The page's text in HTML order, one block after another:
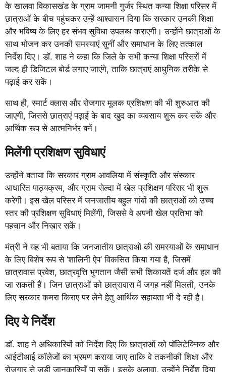
के खालवा विकासखंड के ग्राम जामनी गुर्जर स्थित कन्या शिक्षा परिसर में
छात्राओं के बीच पहुंचकर उन्हें आश्वासन दिया कि सरकार उनकी शिक्षा
और भविष्य के लिए हर संभव सुविधा उपलब्ध कराएगी। उन्होंने छात्राओं के
साथ भोजन कर उनकी समस्याएं सुनीं और समाधान के लिए तत्काल
निर्देश दिए। डॉ. शाह ने कहा कि जिले के सभी कन्या शिक्षा परिसरों में
जल्द ही डिजिटल बोर्ड लगाए जाएंगे, ताकि छात्राएं आधुनिक तरीके से
पढ़ाई कर सकें।
साथ ही, स्मार्ट क्लास और रोजगार मूलक प्रशिक्षण की भी शुरुआत की
जाएगी, जिससे छात्राएं पढ़ाई के बाद खुद का व्यवसाय शुरू कर सकें और
आर्थिक रूप से आत्मनिर्भर बनें।
मिलेंगी प्रशिक्षण सुविधाएं
उन्होंने बताया कि सरकार ग्राम आवलिया में संस्कृति और संस्कार
आधारित पाठ्यक्रम, और ग्राम सेल्दा में खेल प्रशिक्षण परिसर भी शुरू
करेगी। इस खेल परिसर में जनजातीय बहुल गांवों की छात्राओं को उच्च
स्तर की प्रशिक्षण सुविधाएं मिलेंगी, जिससे वे अपनी खेल प्रतिभा को
पहचान और निखार सकें।
मंत्री ने यह भी बताया कि जनजातीय छात्राओं की समस्याओं के समाधान
के लिए विशेष रूप से ‘शालिनी ऐप’ विकसित किया गया है, जिसमें
छात्रावास प्रवेश, छात्रवृत्ति भुगतान जैसी सभी शिकायतें दर्ज और हल की
जा सकती हैं। जिन छात्राओं को छात्रावास में जगह नहीं मिलती, उनके
लिए सरकार कमरा किराए पर लेने हेतु आर्थिक सहायता भी दे रही है।
दिए ये निर्देश
डॉ. शाह ने अधिकारियों को निर्देश दिए कि छात्राओं को पॉलिटेक्निक और
आईटीआई कॉलेजों का भ्रमण कराया जाए ताकि वे तकनीकी शिक्षा और
रोजगार से जुड़ी जानकारियाँ पा सकें। इसके अलावा, उन्होंने निर्देश दिया